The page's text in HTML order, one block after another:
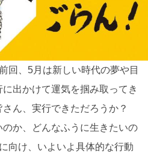
回、5月は新しい時代の夢や目
出かけて運気を掴み取ってき
ん、実行できただろうか？
か、どんなふうに生きたいの
向け、いよいよ具体的な行動